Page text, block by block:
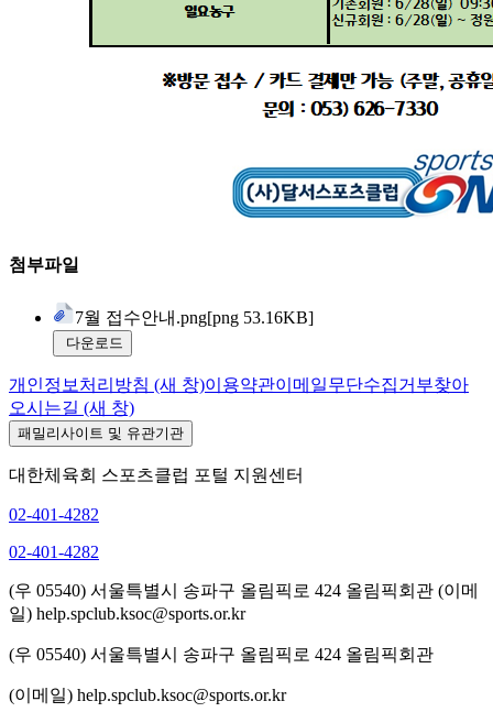
첨부파일
7월 접수안내.png[png 53.16KB]
다운로드
개인정보처리방침 (새 창)이용약관이메일무단수집거부찾아
오시는길 (새 창)
패밀리사이트 및 유관기관
대한체육회 스포츠클럽 포털 지원센터
02-401-4282
02-401-4282
(우 05540) 서울특별시 송파구 올림픽로 424 올림픽회관 (이메
일) help.spclub.ksoc@sports.or.kr
(우 05540) 서울특별시 송파구 올림픽로 424 올림픽회관
(이메일) help.spclub.ksoc@sports.or.kr